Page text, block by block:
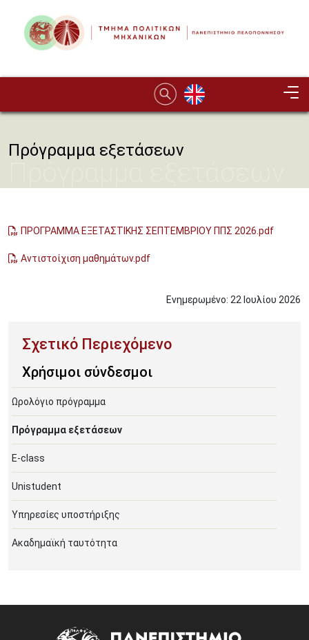
Image
Πρόγραμμα εξετάσεων
ΠΡΟΓΡΑΜΜΑ ΕΞΕΤΑΣΤΙΚΗΣ ΣΕΠΤΕΜΒΡΙΟΥ ΠΠΣ 2026.pdf
Αντιστοίχιση μαθημάτων.pdf
Ενημερωμένο: 22 Ιουλίου 2026
Χρήσιμοι σύνδεσμοι
Ωρολόγιο πρόγραμμα
Πρόγραμμα εξετάσεων
E-class
Unistudent
Υπηρεσίες υποστήριξης
Ακαδημαϊκή ταυτότητα